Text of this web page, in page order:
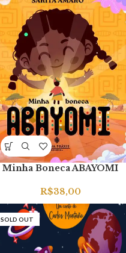
Minha Boneca ABAYOMI
R$38,00
SOLD OUT